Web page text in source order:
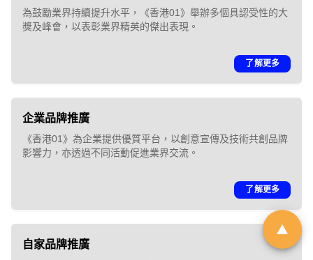
獎 2026」｜品牌招募
由於市場上針對幼兒階段的產品與
服務日趨多元，父母在決策時便需
依賴具備公信力的客觀指標作為參
考。《香港01》「01親子」頻道即
將舉辦第6屆「01親子最愛生活品牌
大獎」，旨在發掘並表彰於創新、
服務質素或社會責任上具傑出表現
為鼓勵業界持續提升水平，《香港01》舉辦多個具認受性的大
獎及峰會，以表彰業界精英的傑出表現。
了解更多
企業品牌推廣
《香港01》為企業提供優質平台，以創意宣傳及技術共創品牌
影響力，亦透過不同活動促進業界交流。
了解更多
自家品牌推廣